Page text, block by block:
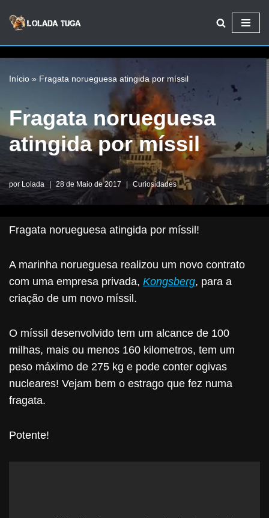
Avançar
conteúdo
Início » Fragata norueguesa atingida por míssil
Fragata norueguesa
atingida por míssil
porLolada 28 de Maio de 2017 Curiosidades
Fragata norueguesa atingida por míssil!
A marinha norueguesa realizou um novo contrato
com uma empresa privada, Kongsberg, para a
criação de um novo míssil.
O míssil desenvolvido tem um alcance de 100
milhas, mais ou menos 160 kilometros, tem um
peso máximo de 275 kg e pode conter ogivas
nucleares! Vejam bem o estrago que fez numa
fragata.
Potente!